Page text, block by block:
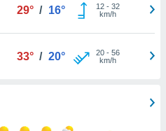
29° / 16° 12- 32
km/h
33° / 20° 20- 56
km/h